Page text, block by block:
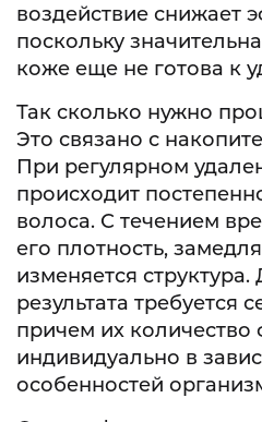
воздействие снижает
поскольку
коже еще не готова к
Так сколько нужно
Это связано с
При регулярном
происходит
волоса. С течением
его плотность,
изменяется
результата требуется
причем их количество
индивидуально в
особенностей